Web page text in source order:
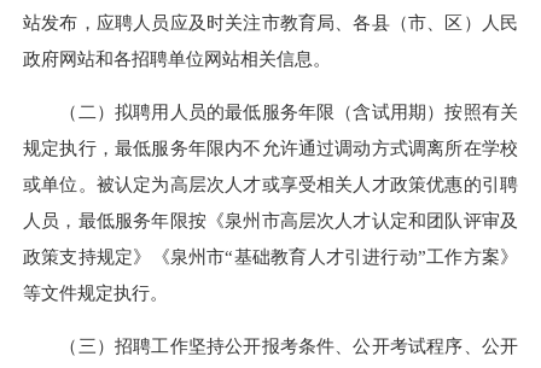
站发布，应聘人员应及时关注市教育局、各县（市、区）人民
政府网站和各招聘单位网站相关信息。
（二）拟聘用人员的最低服务年限（含试用期）按照有关
规定执行，最低服务年限内不允许通过调动方式调离所在学校
或单位。被认定为高层次人才或享受相关人才政策优惠的引聘
人员，最低服务年限按《泉州市高层次人才认定和团队评审及
政策支持规定》《泉州市“基础教育人才引进行动”工作方案》
等文件规定执行。
（三）招聘工作坚持公开报考条件、公开考试程序、公开